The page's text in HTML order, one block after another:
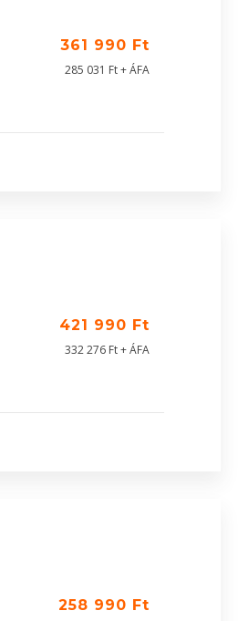
361 990 Ft
285 031 Ft + ÁFA
421 990 Ft
332 276 Ft + ÁFA
258 990 Ft